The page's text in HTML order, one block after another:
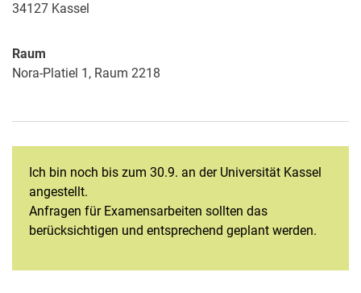
34127 Kassel
Raum
Nora-Platiel 1, Raum 2218
Ich bin noch bis zum 30.9. an der Universität Kassel
angestellt.
Anfragen für Examensarbeiten sollten das
berücksichtigen und entsprechend geplant werden.